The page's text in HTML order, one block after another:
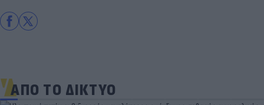
ΑΠΟ ΤΟ ΔΙΚΤΥΟ